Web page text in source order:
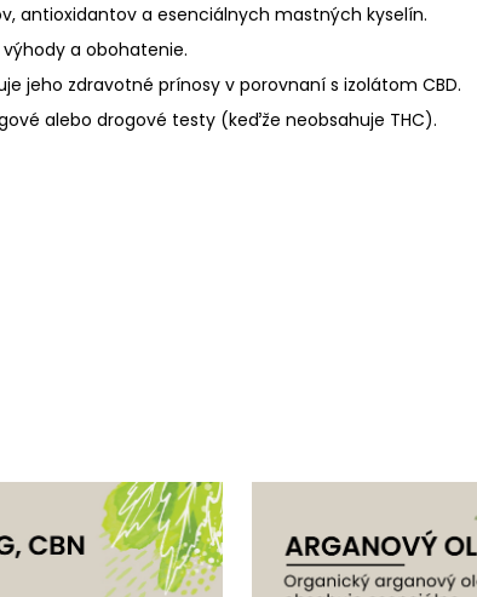
antioxidantov a esenciálnych mastných kyselín.
a obohatenie.
jeho zdravotné prínosy v porovnaní s izolátom CBD.
alebo drogové testy (keďže neobsahuje THC).